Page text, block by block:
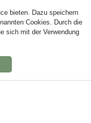
bieten. Dazu speichern
Cookies. Durch die
sich mit der Verwendung